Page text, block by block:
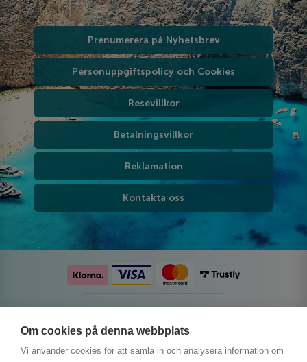
Om cookies på denna webbplats
Vi använder cookies för att samla in och analysera information om
Prenumerera på Nyhetsbrev
Personuppgiftspolicy och Cookies
Resevillkor
Betalningsvillkor
Reklamation
Kontakta oss